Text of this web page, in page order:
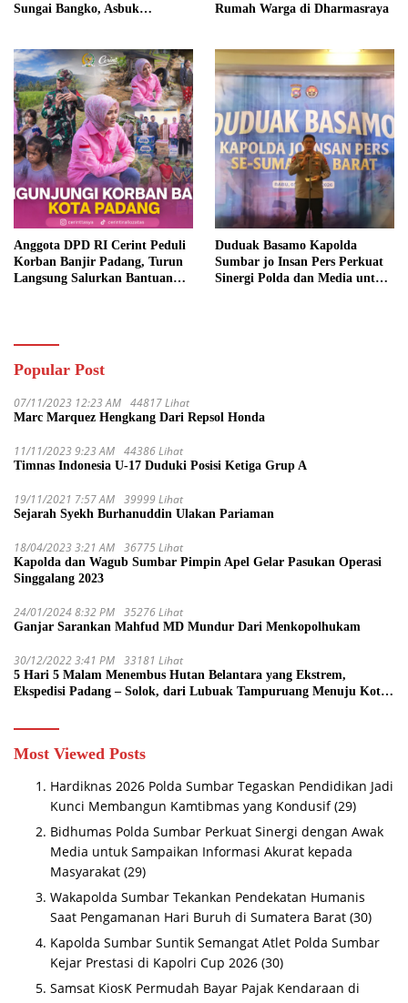
Sungai Bangko, Asbuk
Rumah Warga di Dharmasraya
Anggota DPD RI Cerint Peduli
Korban Banjir Padang, Turun
Langsung Salurkan Bantuan
Duduak Basamo Kapolda
Sumbar jo Insan Pers Perkuat
Sinergi Polda dan Media untuk
Popular Post
07/11/2023 12:23 AM 44817 Lihat
Marc Marquez Hengkang Dari Repsol Honda
11/11/2023 9:23 AM 44386 Lihat
Timnas Indonesia U-17 Duduki Posisi Ketiga Grup A
19/11/2021 7:57 AM 39999 Lihat
Sejarah Syekh Burhanuddin Ulakan Pariaman
18/04/2023 3:21 AM 36775 Lihat
Kapolda dan Wagub Sumbar Pimpin Apel Gelar Pasukan Operasi
Singgalang 2023
24/01/2024 8:32 PM 35276 Lihat
Ganjar Sarankan Mahfud MD Mundur Dari Menkopolhukam
30/12/2022 3:41 PM 33181 Lihat
5 Hari 5 Malam Menembus Hutan Belantara yang Ekstrem,
Ekspedisi Padang – Solok, dari Lubuak Tampuruang Menuju Koto
Most Viewed Posts
Hardiknas 2026 Polda Sumbar Tegaskan Pendidikan Jadi
Kunci Membangun Kamtibmas yang Kondusif (29)
Bidhumas Polda Sumbar Perkuat Sinergi dengan Awak
Media untuk Sampaikan Informasi Akurat kepada
Masyarakat (29)
Wakapolda Sumbar Tekankan Pendekatan Humanis
Saat Pengamanan Hari Buruh di Sumatera Barat (30)
Kapolda Sumbar Suntik Semangat Atlet Polda Sumbar
Kejar Prestasi di Kapolri Cup 2026 (30)
Samsat KiosK Permudah Bayar Pajak Kendaraan di